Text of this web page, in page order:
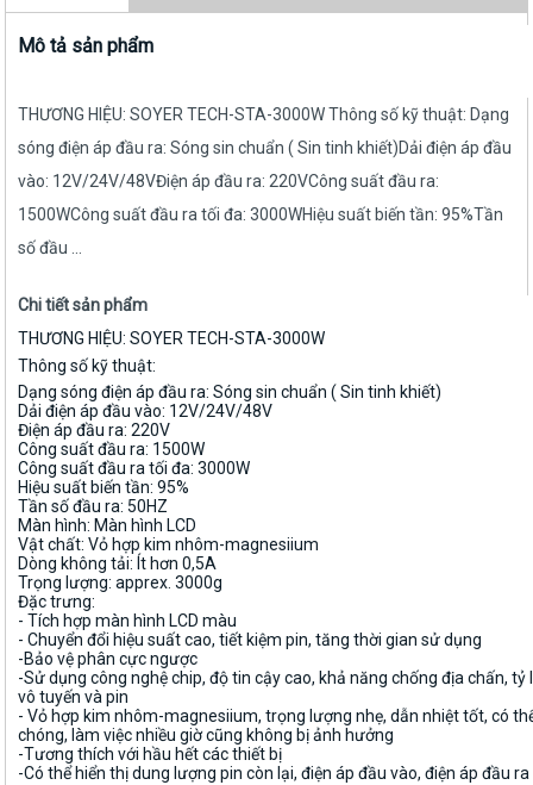
Mô tả sản phẩm
THƯƠNG HIỆU: SOYER TECH-STA-3000W Thông số kỹ thuật: Dạng
sóng điện áp đầu ra: Sóng sin chuẩn ( Sin tinh khiết)Dải điện áp đầu
vào: 12V/24V/48VĐiện áp đầu ra: 220VCông suất đầu ra:
1500WCông suất đầu ra tối đa: 3000WHiệu suất biến tần: 95%Tần
số đầu ...
Chi tiết sản phẩm
THƯƠNG HIỆU: SOYER TECH-STA-3000W
Thông số kỹ thuật:
Dạng sóng điện áp đầu ra: Sóng sin chuẩn ( Sin tinh khiết)
Dải điện áp đầu vào: 12V/24V/48V
Điện áp đầu ra: 220V
Công suất đầu ra: 1500W
Công suất đầu ra tối đa: 3000W
Hiệu suất biến tần: 95%
Tần số đầu ra: 50HZ
Màn hình: Màn hình LCD
Vật chất: Vỏ hợp kim nhôm-magnesiium
Dòng không tải: Ít hơn 0,5A
Trọng lượng: apprex. 3000g
Đặc trưng:
- Tích hợp màn hình LCD màu
- Chuyển đổi hiệu suất cao, tiết kiệm pin, tăng thời gian sử dụng
-Bảo vệ phân cực ngược
-Sử dụng công nghệ chip, độ tin cậy cao, khả năng chống địa chấn,
vô tuyến và pin
- Vỏ hợp kim nhôm-magnesiium, trọng lượng nhẹ, dẫn nhiệt tốt, có
chóng, làm việc nhiều giờ cũng không bị ảnh hưởng
-Tương thích với hầu hết các thiết bị
-Có thể hiển thị dung lượng pin còn lại, điện áp đầu vào, điện áp đầu